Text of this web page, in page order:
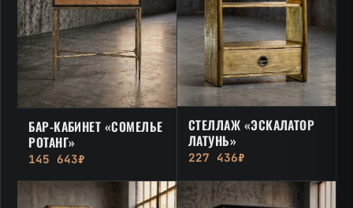
БАР-КАБИНЕТ «СОМЕЛЬЕ
РОТАНГ»
145 643₽
СТЕЛЛАЖ «ЭСКАЛАТОР
ЛАТУНЬ»
227 436₽